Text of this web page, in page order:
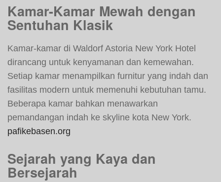
Kamar-Kamar Mewah dengan
Sentuhan Klasik
Kamar-kamar di Waldorf Astoria New York Hotel
dirancang untuk kenyamanan dan kemewahan.
Setiap kamar menampilkan furnitur yang indah dan
fasilitas modern untuk memenuhi kebutuhan tamu.
Beberapa kamar bahkan menawarkan
pemandangan indah ke skyline kota New York.
pafikebasen.org
Sejarah yang Kaya dan
Bersejarah